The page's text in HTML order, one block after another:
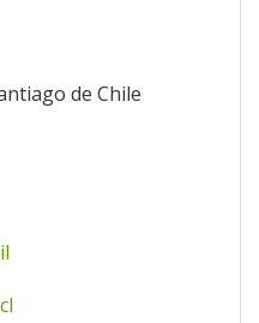
de Chile